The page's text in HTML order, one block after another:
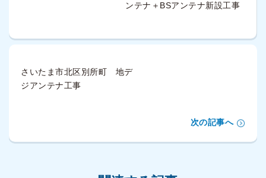
ンテナ＋BSアンテナ新設工事
さいたま市北区別所町 地デ
ジアンテナ工事
次の記事へ